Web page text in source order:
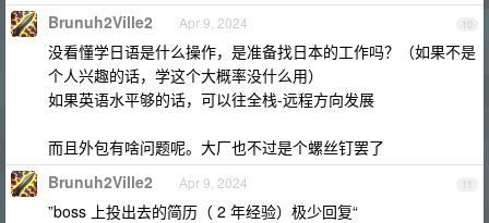
10
Brunuh2Ville2 Apr 9, 2024
没看懂学日语是什么操作，是准备找日本的工作吗？（如果不是
个人兴趣的话，学这个大概率没什么用）
如果英语水平够的话，可以往全栈-远程方向发展
而且外包有啥问题呢。大厂也不过是个螺丝钉罢了
11
Brunuh2Ville2 Apr 9, 2024
”boss 上投出去的简历（ 2 年经验）极少回复“